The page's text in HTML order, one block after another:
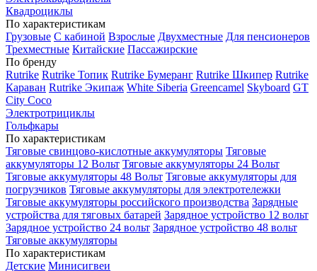
Квадроциклы
По характеристикам
Грузовые С кабиной Взрослые Двухместные Для пенсионеров
Трехместные Китайские Пассажирские
По бренду
Rutrike Rutrike Топик Rutrike Бумеранг Rutrike Шкипер Rutrike
Караван Rutrike Экипаж White Siberia Greencamel Skyboard GT
City Coco
Электротрициклы
Гольфкары
По характеристикам
Тяговые свинцово-кислотные аккумуляторы Тяговые
аккумуляторы 12 Вольт Тяговые аккумуляторы 24 Вольт
Тяговые аккумуляторы 48 Вольт Тяговые аккумуляторы для
погрузчиков Тяговые аккумуляторы для электротележки
Тяговые аккумуляторы российского производства Зарядные
устройства для тяговых батарей Зарядное устройство 12 вольт
Зарядное устройство 24 вольт Зарядное устройство 48 вольт
Тяговые аккумуляторы
По характеристикам
Детские Минисигвеи